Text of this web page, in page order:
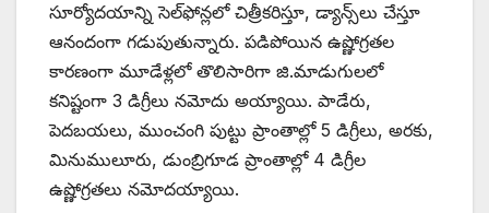
సూర్యోదయాన్ని సెల్‌ఫోన్లలో చిత్రీకరిస్తూ, డ్యాన్స్‌లు చేస్తూ
ఆనందంగా గడుపుతున్నారు. పడిపోయిన ఉష్ణోగ్రతల
కారణంగా మూడేళ్లలో తొలిసారిగా జి.మాడుగులలో
కనిష్టంగా 3 డిగ్రీలు నమోదు అయ్యాయి. పాడేరు,
పెదబయలు, ముంచంగి పుట్టు ప్రాంతాల్లో 5 డిగ్రీలు, అరకు,
మినుములూరు, డుంబ్రిగూడ ప్రాంతాల్లో 4 డిగ్రీల
ఉష్ణోగ్రతలు నమోదయ్యాయి.